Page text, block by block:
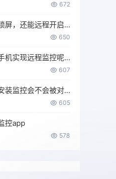
672
程开启麦克风或摄像头吗？
650
实现远程监控呢？
607
控会不会被对方发现？
605
控app
578